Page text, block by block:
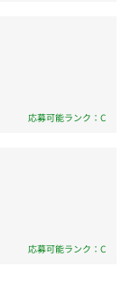
応募可能ランク：C
応募可能ランク：C